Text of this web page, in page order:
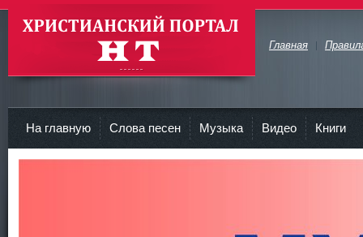
Христианские Портал HT
Главная
На главную Слова песен Музыка Видео Книги